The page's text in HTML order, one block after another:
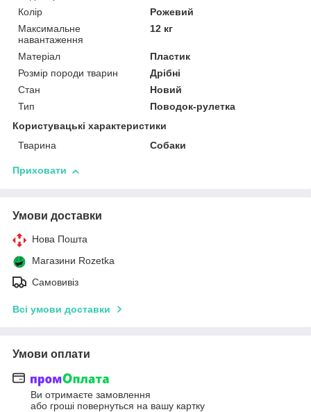
Колір
Рожевий
Максимальне
навантаження
12 кг
Матеріал
Пластик
Розмір породи тварин
Дрібні
Стан
Новий
Тип
Поводок-рулетка
Користувацькі характеристики
Тварина
Собаки
Приховати
Умови доставки
Нова Пошта
Магазини Rozetka
Самовивіз
Всі умови доставки
Умови оплати
Ви отримаєте замовлення
або гроші повернуться на вашу картку